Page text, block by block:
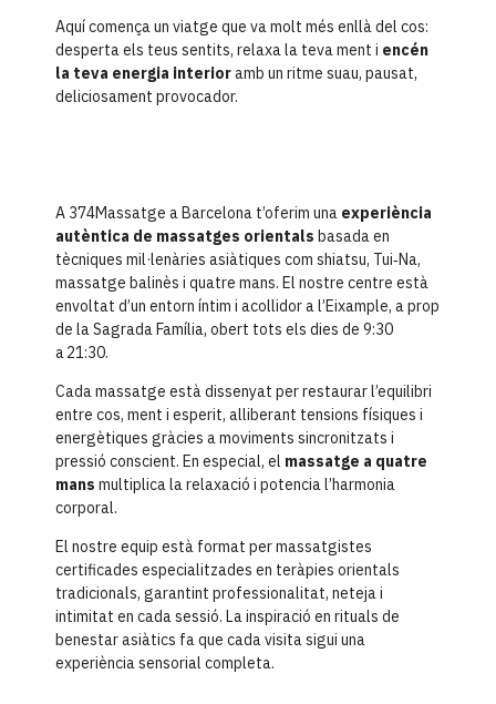
Aquí comença un viatge que va molt més enllà del cos:
desperta els teus sentits, relaxa la teva ment i encén
la teva energia interioramb un ritme suau, pausat,
deliciosament provocador.
A 374Massatge a Barcelona t’oferim una experiència
autèntica de massatges orientals basada en
tècniques mil·lenàries asiàtiques com shiatsu, Tui‑Na,
massatge balinès i quatre mans. El nostre centre està
envoltat d’un entorn íntim i acollidor a l’Eixample, a prop
de la Sagrada Família, obert tots els dies de 9:30
a 21:30.
Cada massatge està dissenyat per restaurar l’equilibri
entre cos, ment i esperit, alliberant tensions físiques i
energètiques gràcies a moviments sincronitzats i
pressió conscient. En especial, el massatge a quatre
mans multiplica la relaxació i potencia l’harmonia
corporal.
El nostre equip està format per massatgistes
certificades especialitzades en teràpies orientals
tradicionals, garantint professionalitat, neteja i
intimitat en cada sessió. La inspiració en rituals de
benestar asiàtics fa que cada visita sigui una
experiència sensorial completa.